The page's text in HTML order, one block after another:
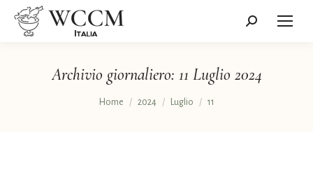
Cerca:
Archivio giornaliero: 11 Luglio 2024
Tu sei qui:
Home 2024 Luglio 11